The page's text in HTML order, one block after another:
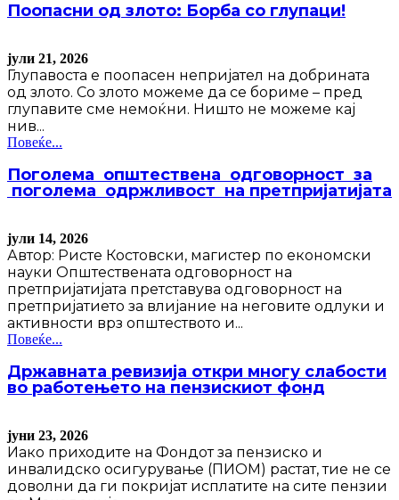
Поопасни од злото: Борба со глупаци!
јули 21, 2026
Глупавоста е поопасен непријател на добрината
од злото. Со злото можеме да се бориме – пред
глупавите сме немоќни. Ништо не можеме кај
нив...
Повеќе...
Поголема општествена одговорност за
поголема одржливост на претпријатијата
јули 14, 2026
Автор: Ристе Костовски, магистер по економски
науки Општествената одговорност на
претпријатијата претставува одговорност на
претпријатието за влијание на неговите одлуки и
активности врз општеството и...
Повеќе...
Државната ревизија откри многу слабости
во работењето на пензискиот фонд
јуни 23, 2026
Иако приходите на Фондот за пензиско и
инвалидско осигурување (ПИОМ) растат, тие не се
доволни да ги покријат исплатите на сите пензии